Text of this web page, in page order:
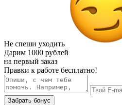
Не спеши уходить
Дарим 1000 рублей
на первый заказ
Правки к работе бесплатно!
Забрать бонус